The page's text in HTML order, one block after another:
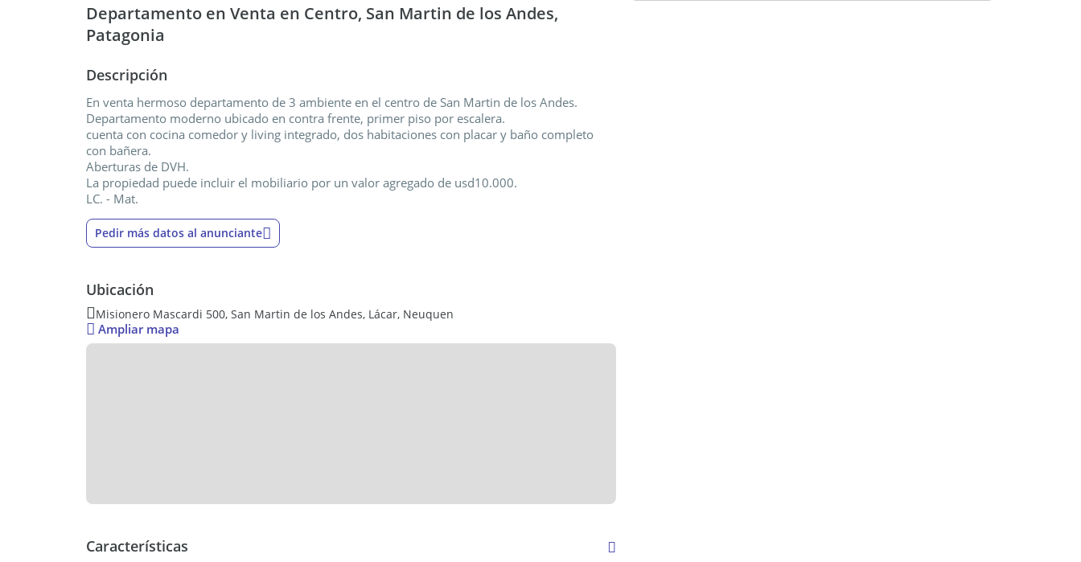
Departamento en Venta en Centro, San Martin de los Andes,
Patagonia
Descripción
En venta hermoso departamento de 3 ambiente en el centro de San Martin de los Andes.
Departamento moderno ubicado en contra frente, primer piso por escalera.
cuenta con cocina comedor y living integrado, dos habitaciones con placar y baño completo
con bañera.
Aberturas de DVH.
La propiedad puede incluir el mobiliario por un valor agregado de usd10.000.
LC. - Mat.
Pedir más datos al anunciante
Ubicación
Misionero Mascardi 500, San Martin de los Andes, Lácar, Neuquen
Ampliar mapa
Características